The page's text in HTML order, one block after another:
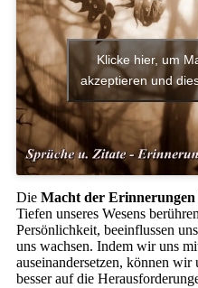
Klicke hier, um
akzeptieren und
Die Macht der Erinnerungen
Tiefen unseres Wesens
Persönlichkeit, beeinflussen
uns wachsen. Indem wir uns
auseinandersetzen, können wir
besser auf die